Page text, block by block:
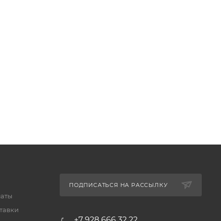
ПОДПИСАТЬСЯ НА РАССЫЛКУ